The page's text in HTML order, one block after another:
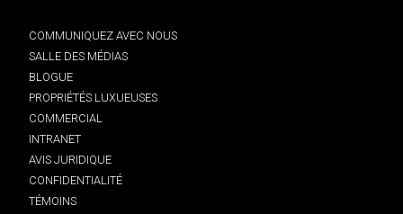
COMMUNIQUEZ AVEC NOUS
SALLE DES MÉDIAS
BLOGUE
PROPRIÉTÉS LUXUEUSES
COMMERCIAL
INTRANET
AVIS JURIDIQUE
CONFIDENTIALITÉ
TÉMOINS